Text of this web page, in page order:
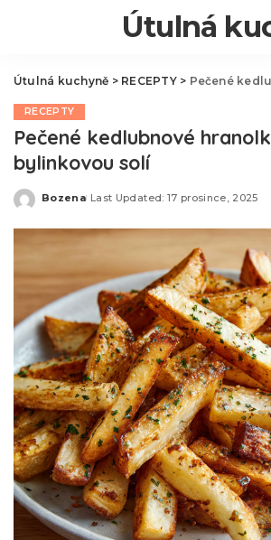
Útulná
Útulná kuchyně > RECEPTY> Pečené
RECEPTY
Pečené kedlubnové
bylinkovou solí
Posted
Bozena Last Updated: 17 prosince, 2025